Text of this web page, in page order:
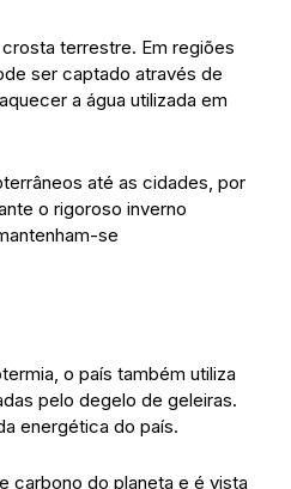
terrestre. Em regiões
ser captado através de
a água utilizada em
até as cidades, por
o rigoroso inverno
se
o país também utiliza
pelo degelo de geleiras.
energética do país.
carbono do planeta e é vista